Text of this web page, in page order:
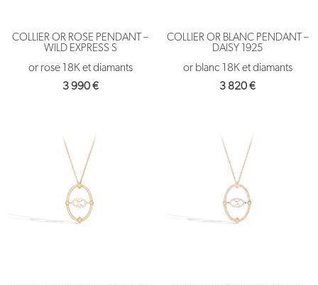
COLLIER OR ROSE PENDANT –
WILD EXPRESS S
or rose 18K et diamants
3 990€
COLLIER OR BLANC PENDANT –
DAISY 1925
or blanc 18K et diamants
3 820€